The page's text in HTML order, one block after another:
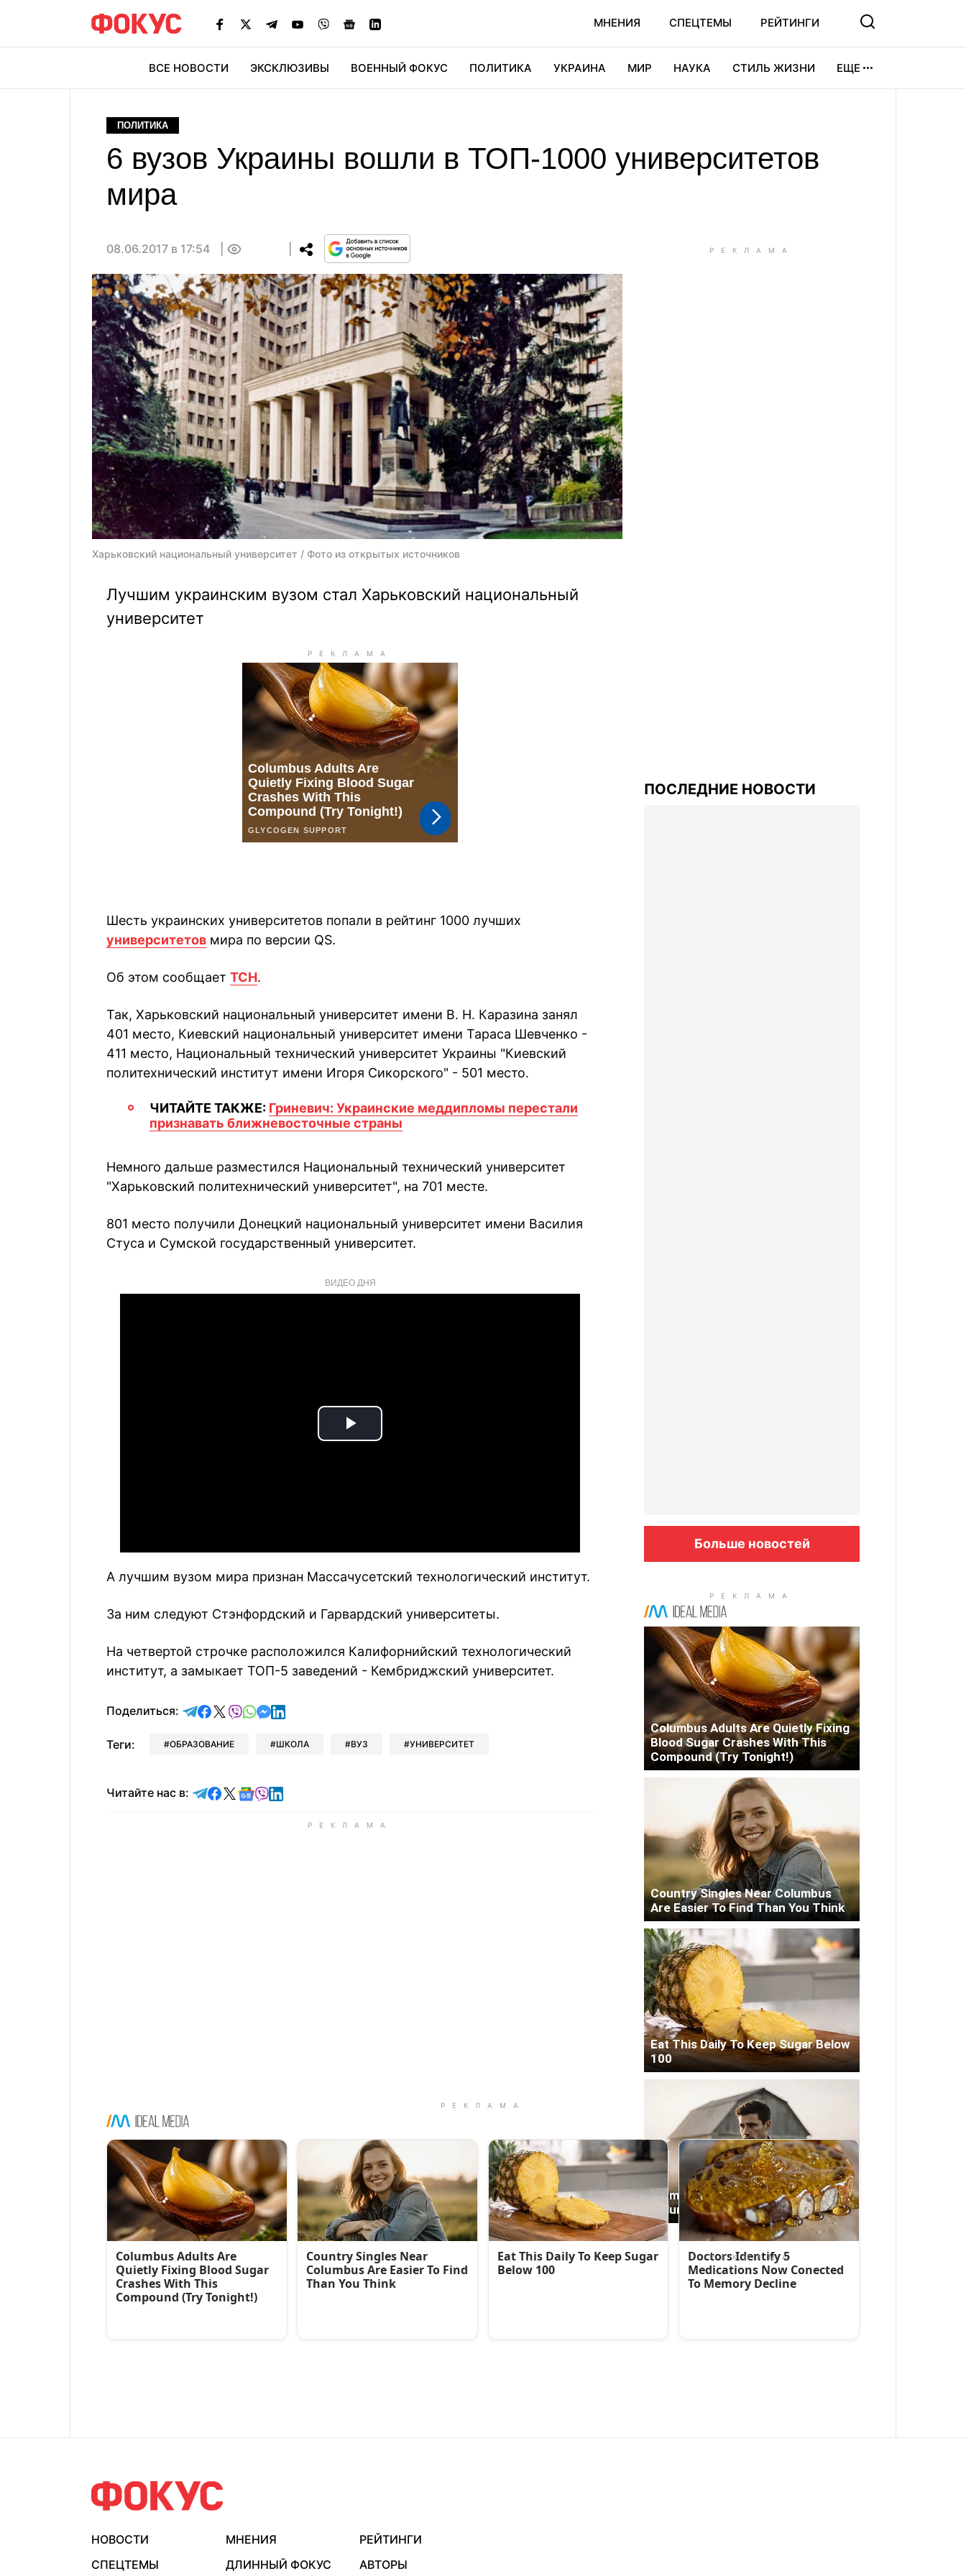
МНЕНИЯ СПЕЦТЕМЫ РЕЙТИНГИ
ВСЕ НОВОСТИ ЭКСКЛЮЗИВЫ ВОЕННЫЙ ФОКУС ПОЛИТИКА УКРАИНА МИР НАУКА СТИЛЬ ЖИЗНИ ЕЩЕ
ПОЛИТИКА
6 вузов Украины вошли в ТОП-1000 университетов
мира
08.06.2017 в 17:54
Харьковский национальный университет / Фото из открытых источников
Лучшим украинским вузом стал Харьковский национальный
университет
Шесть украинских университетов попали в рейтинг 1000 лучших
университетов мира по версии QS.
Об этом сообщает ТСН.
Так, Харьковский национальный университет имени В. Н. Каразина занял
401 место, Киевский национальный университет имени Тараса Шевченко -
411 место, Национальный технический университет Украины "Киевский
политехнический институт имени Игоря Сикорского" - 501 место.
ЧИТАЙТЕ ТАКЖЕ: Гриневич: Украинские меддипломы перестали
признавать ближневосточные страны
Немного дальше разместился Национальный технический университет
"Харьковский политехнический университет", на 701 месте.
801 место получили Донецкий национальный университет имени Василия
Стуса и Сумской государственный университет.
ВИДЕО ДНЯ
Play
А лучшим вузом мира признан Массачусетский технологический институт.
За ним следуют Стэнфордский и Гарвардский университеты.
На четвертой строчке расположился Калифорнийский технологический
институт, а замыкает ТОП-5 заведений - Кембриджский университет.
Поделиться: отправить в Telegram
поделиться в Facebook
поделиться в X
отправить в Viber
отправить в Whatsapp
отправить в Messenger
отправить в LinkedIn
Теги: ОБРАЗОВАНИЕ ШКОЛА ВУЗ УНИВЕРСИТЕТ
Читайте нас в: Читайте в Telegram
Читайте в Facebook
Читайте в X
Читайте в Google news
Читайте в Viber
Читайте в LinkedIn
ПОСЛЕДНИЕ НОВОСТИ
Больше новостей
НОВОСТИ МНЕНИЯ
РЕЙТИНГИ
СПЕЦТЕМЫ
ДЛИННЫЙ ФОКУС АВТОРЫ